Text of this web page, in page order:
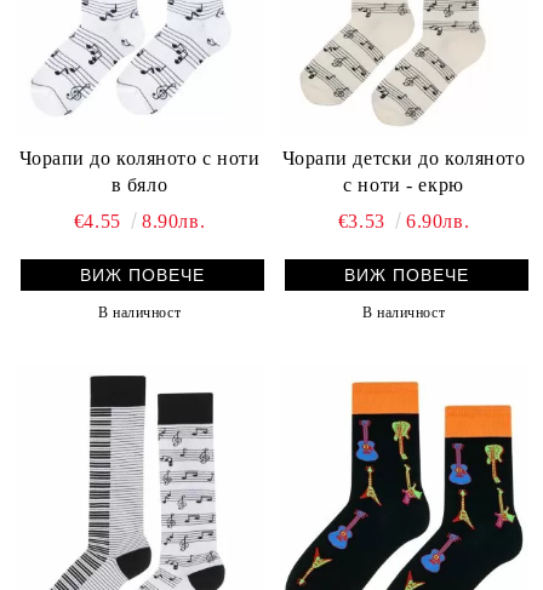
Чорапи до коляното с ноти
в бяло
€4.55
8.90лв.
ВИЖ ПОВЕЧЕ
В наличност
Чорапи детски до коляното
с ноти - екрю
€3.53
6.90лв.
ВИЖ ПОВЕЧЕ
В наличност